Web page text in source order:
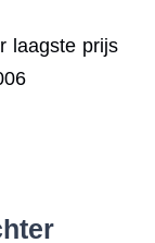
laagste prijs